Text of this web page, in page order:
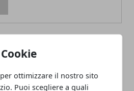
ottimizzare il nostro sito
Puoi scegliere a quali